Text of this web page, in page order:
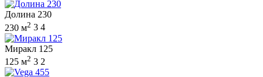
Долина 230
230 м2 3 4
Миракл 125
125 м2 3 2